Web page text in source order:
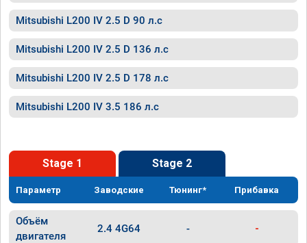
Mitsubishi L200 IV 2.5 D 90 л.с
Mitsubishi L200 IV 2.5 D 136 л.с
Mitsubishi L200 IV 2.5 D 178 л.с
Mitsubishi L200 IV 3.5 186 л.с
Stage 1 Stage 2
Параметр Заводские Тюнинг* Прибавка
Объём
двигателя
2.4 4G64 - -